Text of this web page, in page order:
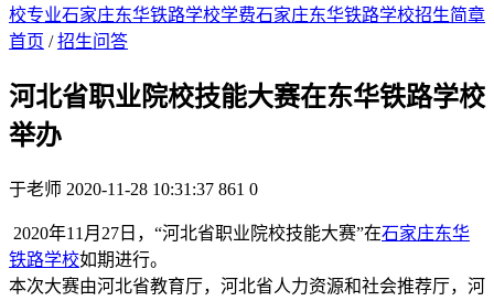
校专业石家庄东华铁路学校学费石家庄东华铁路学校招生简章
首页 /招生问答
河北省职业院校技能大赛在东华铁路学校
举办
于老师 2020-11-28 10:31:37 861 0
2020年11月27日，“河北省职业院校技能大赛”在石家庄东华
铁路学校如期进行。
本次大赛由河北省教育厅，河北省人力资源和社会推荐厅，河